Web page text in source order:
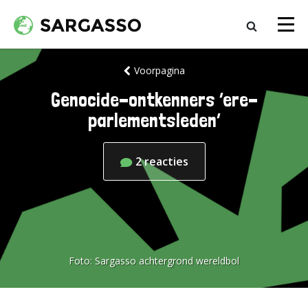
Voorpagina
Genocide-ontkenners ‘ere-
parlementsleden’
2reacties
Foto: Sargasso achtergrond wereldbol